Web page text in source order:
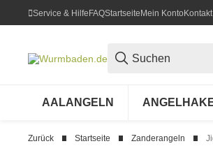
Service & HilfeFAQStartseiteMein KontoKontakt
AALANGELN
Zurück Startseite Zanderangeln